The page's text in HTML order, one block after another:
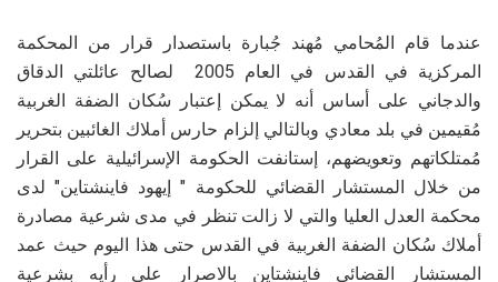
عندما قام المُحامي مُهند جُبارة باستصدار قرار من المحكمة
المركزية في القدس في العام 2005 لصالح عائلتي الدقاق
والدجاني على أساس أنه لا يمكن إعتبار سُكان الضفة الغربية
مُقيمين في بلد معادي وبالتالي إلزام حارس أملاك الغائبين بتحرير
مُمتلكاتهم وتعويضهم، إستانفت الحكومة الإسرائيلية على القرار
من خلال المستشار القضائي للحكومة " إيهود فاينشتاين" لدى
محكمة العدل العليا والتي لا زالت تنظر في مدى شرعية مصادرة
أملاك سُكان الضفة الغربية في القدس حتى هذا اليوم حيث عمد
المستشار القضائي فاينشتاين بالاصرار على رأيه بشرعية